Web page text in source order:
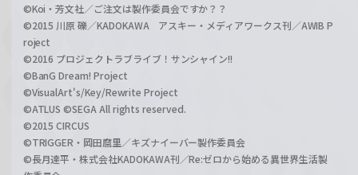
©Koi・芳文社／ご注文は製作委員会ですか？？
©2015 川原 礫／KADOKAWA アスキー・メディアワークス刊／AWIB P
roject
©2016 プロジェクトラブライブ！サンシャイン!!
©BanG Dream! Project
©VisualArt's/Key/Rewrite Project
©ATLUS ©SEGA All rights reserved.
©2015 CIRCUS
©TRIGGER・岡田麿里／キズナイーバー製作委員会
©長月達平・株式会社KADOKAWA刊／Re:ゼロから始める異世界生活製